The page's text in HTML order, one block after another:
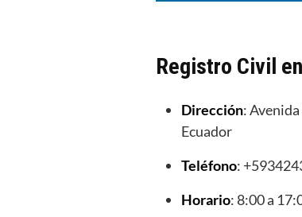
Registro Civil
Dirección:
Ecuador
Teléfono:
Horario: 8:00 a